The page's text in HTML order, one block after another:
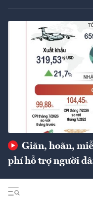
Giãn, hoãn,
phí hỗ trợ người